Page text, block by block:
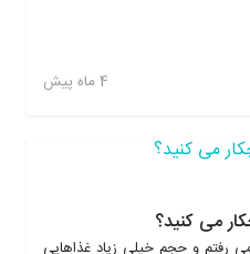
4 ماه پیش
می کنید؟
رفتم و حجم خیلی زیاد غذاهایی